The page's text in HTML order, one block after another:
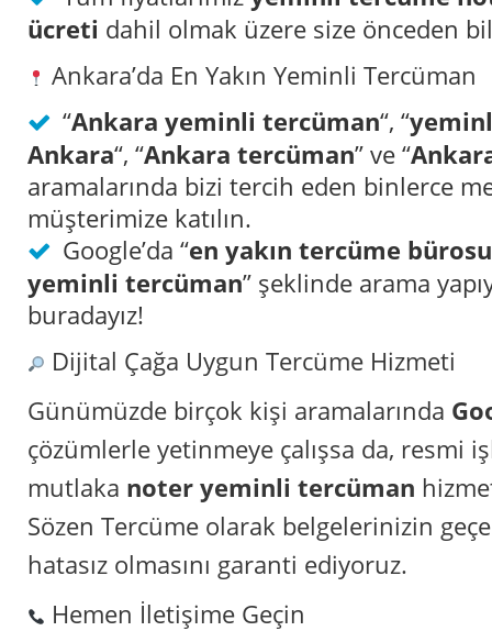
ücreti dahil olmak üzere size önceden
Ankara’da En Yakın Yeminli Tercüman
“Ankara yeminli tercüman“, “
Ankara“, “Ankara tercüman” ve “
aramalarında bizi tercih eden binlerce
müşterimize katılın.
Google’da “en yakın tercüme bürosu
yeminli tercüman” şeklinde arama
buradayız!
Dijital Çağa Uygun Tercüme Hizmeti
Günümüzde birçok kişi aramalarında
çözümlerle yetinmeye çalışsa da, resmi
mutlaka noter yeminli tercüman
Sözen Tercüme olarak belgelerinizin
hatasız olmasını garanti ediyoruz.
Hemen İletişime Geçin